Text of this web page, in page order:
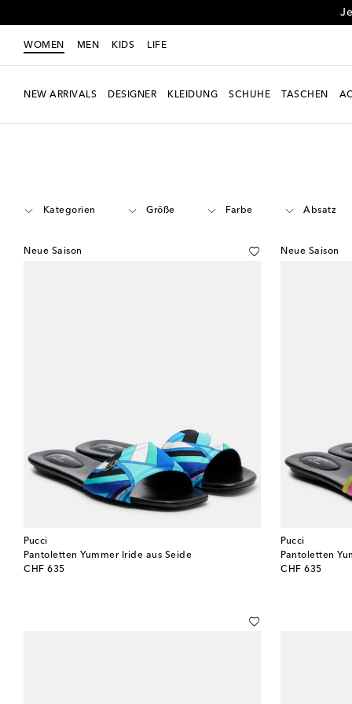
WOMEN MEN KIDS LIFE
NEW ARRIVALS DESIGNER KLEIDUNG SCHUHE TASCHEN
Kategorien Größe Farbe Absatz
Neue Saison
Pucci
Pantoletten Yummer Iride aus Seide
CHF 635
original price
Neue Saison
Pucci
Pantoletten
CHF 635
original price